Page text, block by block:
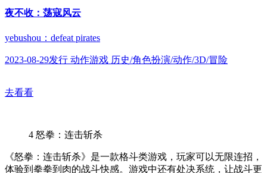
夜不收：荡寇风云
yebushou：defeat pirates
2023-08-29发行 动作游戏 历史/角色扮演/动作/3D/冒险
去看看
4 怒拳：连击斩杀
《怒拳：连击斩杀》是一款格斗类游戏，玩家可以无限连招，
体验到拳拳到肉的战斗快感。游戏中还有处决系统，让战斗更